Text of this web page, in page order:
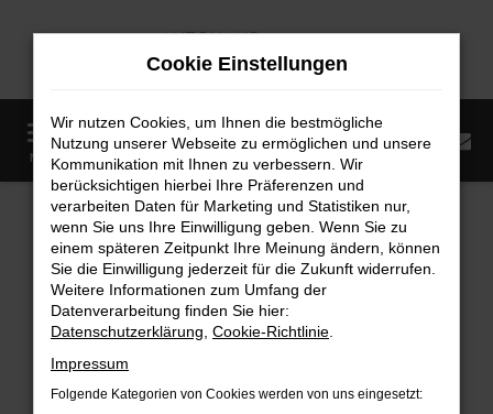
Zum
MENÜ
Startseite Fahrzeugangebote Fahrzeugmarkt
Fahrzeugmarkt
Fehler: Network Error
Beim Laden ist ein Fehler aufgetreten.
Hier sind ein paar Tipps, die dir helfen können:
Cookie Einstellungen
Wir nutzen Cookies, um Ihnen die bestmögliche
Nutzung unserer Webseite zu ermöglichen und unsere
Kommunikation mit Ihnen zu verbessern. Wir
berücksichtigen hierbei Ihre Präferenzen und
verarbeiten Daten für Marketing und Statistiken nur,
wenn Sie uns Ihre Einwilligung geben. Wenn Sie zu
einem späteren Zeitpunkt Ihre Meinung ändern, können
Sie die Einwilligung jederzeit für die Zukunft widerrufen.
Weitere Informationen zum Umfang der
Datenverarbeitung finden Sie hier:
Datenschutzerklärung Cookie-Richtlinie
Impressum
Folgende Kategorien von Cookies werden von uns eingesetzt: